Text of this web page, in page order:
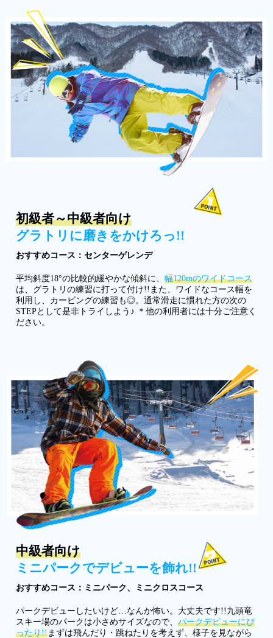
初級者～中級者向け
グラトリに磨きをかけろっ!!
おすすめコース：センターゲレンデ
平均斜度18°の比較的緩やかな傾斜に、幅120mのワイドコース
は、グラトリの練習に打って付け!!また、ワイドなコース幅を
利用し、カービングの練習も◎。通常滑走に慣れた方の次の
STEPとして是非トライしよう♪ ＊他の利用者には十分ご注意く
ださい。
中級者向け
ミニパークでデビューを飾れ!!
おすすめコース：ミニパーク、ミニクロスコース
パークデビューしたいけど…なんか怖い。大丈夫です!!九頭竜
スキー場のパークは小さめサイズなので、パークデビューにぴ
ったり!! まずは飛んだり・跳ねたりを考えず、様子を見ながら